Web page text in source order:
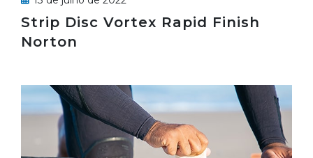
Strip Disc Vortex Rapid Finish
Norton